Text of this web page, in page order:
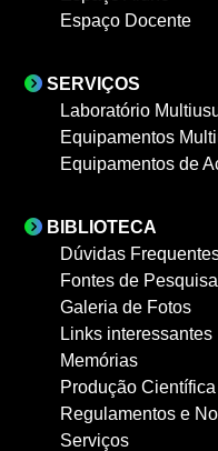
Espaço Docente
SERVIÇOS
Laboratório
Equipamentos
Equipamentos de
BIBLIOTECA
Dúvidas
Fontes de Pesquisa
Galeria de Fotos
Links interessantes
Memórias
Produção Científica
Regulamentos e
Serviços